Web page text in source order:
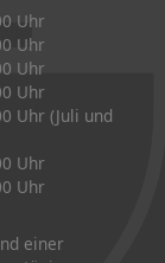
Uhr
Uhr
Uhr
Uhr
Uhr (Juli und
Uhr
Uhr
einer